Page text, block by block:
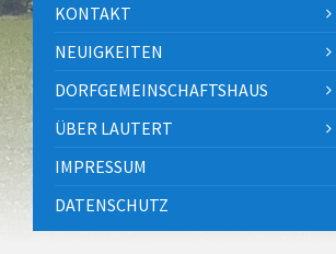
KONTAKT
NEUIGKEITEN
DORFGEMEINSCHAFTSHAUS
ÜBER LAUTERT
IMPRESSUM
DATENSCHUTZ